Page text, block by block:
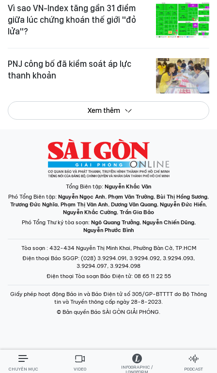
Vì sao VN-Index tăng gần 31 điểm
giữa lúc chứng khoán thế giới "đỏ
lửa"?
PNJ công bố đã kiểm soát áp lực
thanh khoản
Xem thêm
Tổng Biên tập: Nguyễn Khắc Văn
Phó Tổng Biên tập: Nguyễn Ngọc Anh, Phạm Văn Trường, Bùi Thị Hồng Sương,
Trương Đức Nghĩa, Phạm Thị Vân Anh, Dương Văn Quang, Nguyễn Đức Hiển,
Nguyễn Khắc Cường, Trần Gia Bảo
Phó Tổng Thư ký tòa soạn: Ngô Quang Trưởng, Nguyễn Chiến Dũng,
Nguyễn Phước Bình
Tòa soạn : 432-434 Nguyễn Thị Minh Khai, Phường Bàn Cờ, TP.HCM
Điện thoại Báo SGGP: (028) 3.9294.091, 3.9294.092, 3.9294.093,
3.9294.097, 3.9294.098
Điện thoại Tòa soạn Báo Điện tử: 08 65 11 22 55
Giấy phép hoạt động Báo in và Báo Điện tử số 305/GP-BTTTT do Bộ Thông
tin và Truyền thông cấp ngày 28-8-2023.
© Bản quyền Báo SÀI GÒN GIẢI PHÓNG.
CHUYÊN MỤC VIDEO
INFOGRAPHIC /
LONGFORM
PODCAST